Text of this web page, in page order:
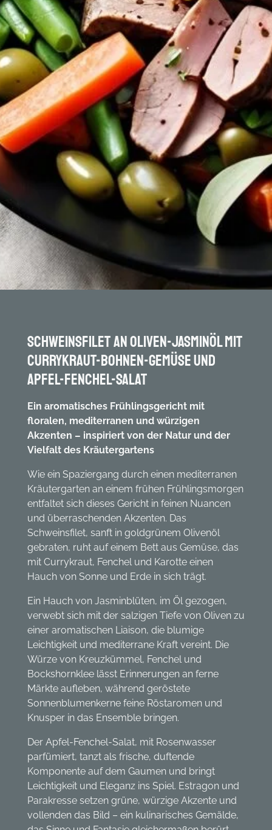
Schweinsfilet an Oliven-Jasminöl mit
Currykraut-Bohnen-Gemüse und
Apfel-Fenchel-Salat
Ein aromatisches Frühlingsgericht mit
floralen, mediterranen und würzigen
Akzenten – inspiriert von der Natur und der
Vielfalt des Kräutergartens
Wie ein Spaziergang durch einen mediterranen
Kräutergarten an einem frühen Frühlingsmorgen
entfaltet sich dieses Gericht in feinen Nuancen
und überraschenden Akzenten. Das
Schweinsfilet, sanft in goldgrünem Olivenöl
gebraten, ruht auf einem Bett aus Gemüse, das
mit Currykraut, Fenchel und Karotte einen
Hauch von Sonne und Erde in sich trägt.
Ein Hauch von Jasminblüten, im Öl gezogen,
verwebt sich mit der salzigen Tiefe von Oliven zu
einer aromatischen Liaison, die blumige
Leichtigkeit und mediterrane Kraft vereint. Die
Würze von Kreuzkümmel, Fenchel und
Bockshornklee lässt Erinnerungen an ferne
Märkte aufleben, während geröstete
Sonnenblumenkerne feine Röstaromen und
Knusper in das Ensemble bringen.
Der Apfel-Fenchel-Salat, mit Rosenwasser
parfümiert, tanzt als frische, duftende
Komponente auf dem Gaumen und bringt
Leichtigkeit und Eleganz ins Spiel. Estragon und
Parakresse setzen grüne, würzige Akzente und
vollenden das Bild – ein kulinarisches Gemälde,